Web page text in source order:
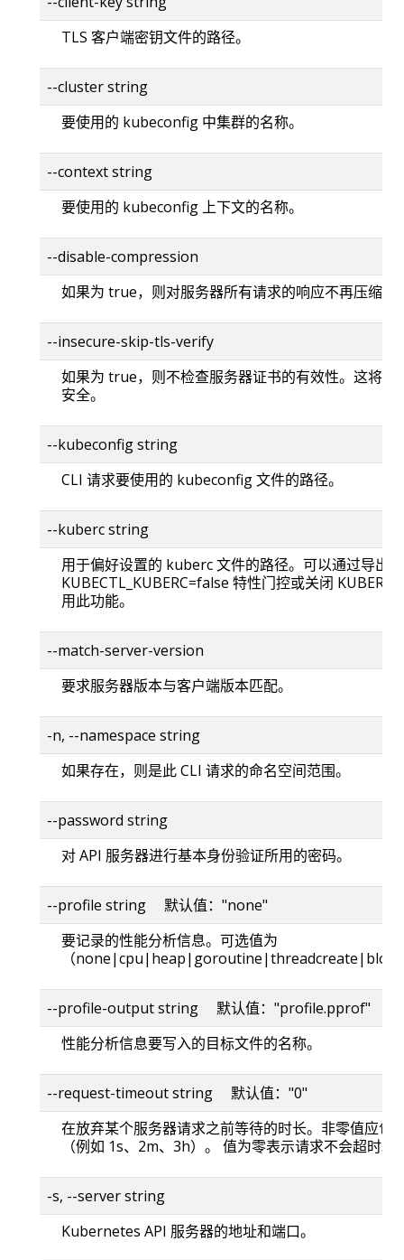
TLS 客户端密钥文件的路径。
--cluster string
要使用的 kubeconfig 中集群的名称。
--context string
要使用的 kubeconfig 上下文的名称。
--disable-compression
如果为 true，则对服务器所有请求的响应不再压缩。
--insecure-skip-tls-verify
如果为 true，则不检查服务器证书的有效性。这将使
安全。
--kubeconfig string
CLI 请求要使用的 kubeconfig 文件的路径。
--kuberc string
用于偏好设置的 kuberc 文件的路径。可以通过导出
KUBECTL_KUBERC=false 特性门控或关闭
用此功能。
--match-server-version
要求服务器版本与客户端版本匹配。
-n, --namespace string
如果存在，则是此 CLI 请求的命名空间范围。
--password string
对 API 服务器进行基本身份验证所用的密码。
--profile string 默认值："none"
要记录的性能分析信息。可选值为
（
--profile-output string 默认值："profile.pprof"
性能分析信息要写入的目标文件的名称。
--request-timeout string 默认值："0"
在放弃某个服务器请求之前等待的时长。非零值应包
（例如 1s、2m、3h）。 值为零表示请求不会超时。
-s, --server string
Kubernetes API 服务器的地址和端口。